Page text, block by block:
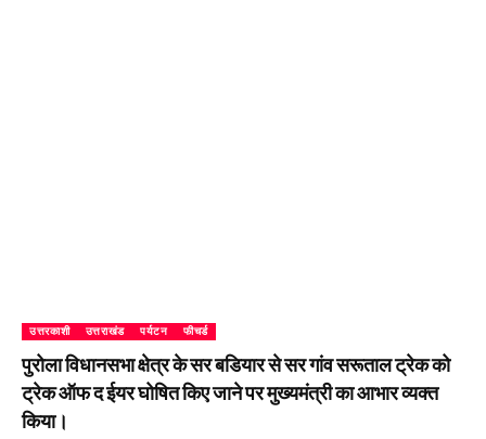
उत्तरकाशी उत्तराखंड पर्यटन फीचर्ड
पुरोला विधानसभा क्षेत्र के सर बडियार से सर गांव सरूताल ट्रेक को
ट्रेक ऑफ द ईयर घोषित किए जाने पर मुख्यमंत्री का आभार व्यक्त
किया।